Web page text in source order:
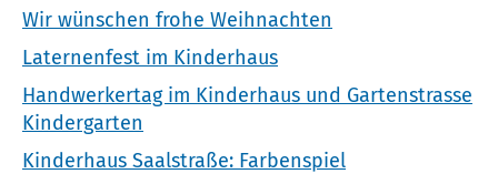
Wir wünschen frohe Weihnachten
Laternenfest im Kinderhaus
Handwerkertag im Kinderhaus und Gartenstrasse
Kindergarten
Kinderhaus Saalstraße: Farbenspiel